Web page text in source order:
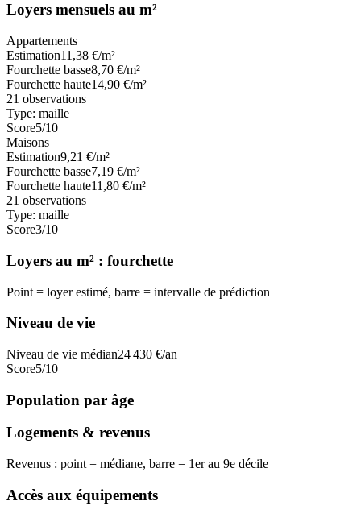
Loyers mensuels au m²
Appartements
Estimation11,38 €/m²
Fourchette basse8,70 €/m²
Fourchette haute14,90 €/m²
21 observations
Type: maille
Score5/10
Maisons
Estimation9,21 €/m²
Fourchette basse7,19 €/m²
Fourchette haute11,80 €/m²
21 observations
Type: maille
Score3/10
Loyers au m² : fourchette
Point = loyer estimé, barre = intervalle de prédiction
Niveau de vie
Niveau de vie médian24 430 €/an
Score5/10
Population par âge
Logements & revenus
Revenus : point = médiane, barre = 1er au 9e décile
Accès aux équipements